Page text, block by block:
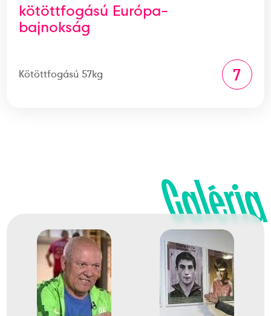
kötöttfogású Európa-
bajnokság
Kötöttfogású 57kg 7
Galéria